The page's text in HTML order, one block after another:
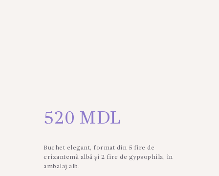
520 MDL
Buchet elegant, format din 5 fire de
crizantemă albă și 2 fire de gypsophila, în
ambalaj alb.